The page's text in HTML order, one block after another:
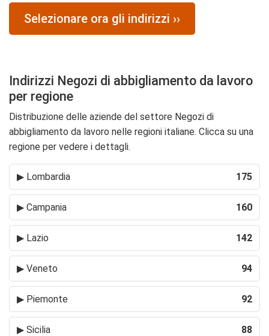
Selezionare ora gli indirizzi ››
Indirizzi Negozi di abbigliamento da lavoro
per regione
Distribuzione delle aziende del settore Negozi di
abbigliamento da lavoro nelle regioni italiane. Clicca su una
regione per vedere i dettagli.
▶ Lombardia 175
▶ Campania 160
▶ Lazio 142
▶ Veneto 94
▶ Piemonte 92
▶ Sicilia 88